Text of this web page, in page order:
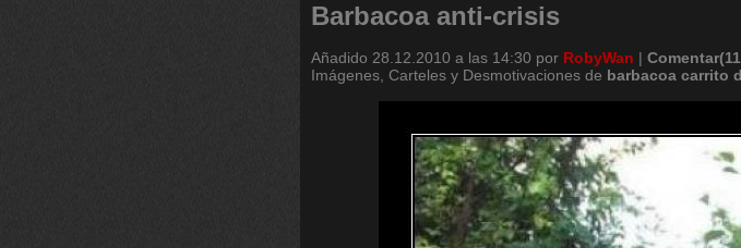
Barbacoa anti-crisis
Añadido 28.12.2010 a las 14:30 por RobyWan |
Imágenes, Carteles y Desmotivaciones de barbacoa carrito